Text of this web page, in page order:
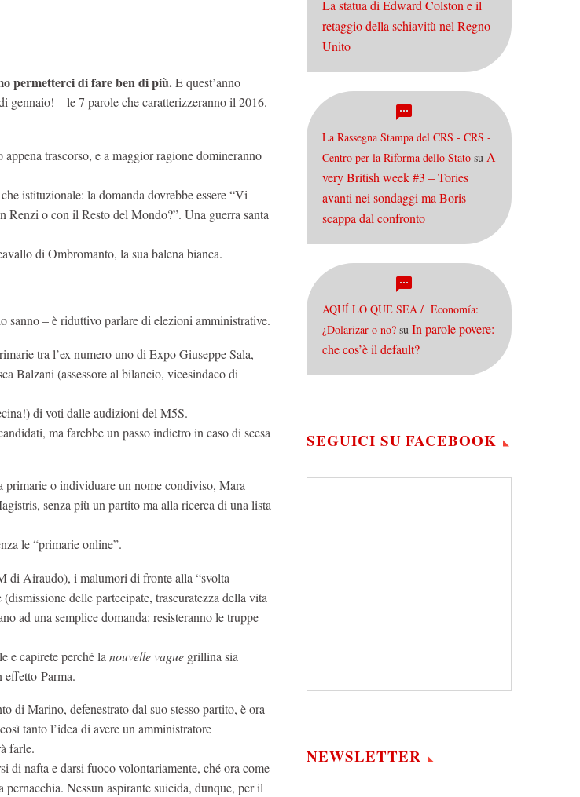
permetterci di fare ben di più.E quest’anno
– le 7 parole che caratterizzeranno il 2016.
trascorso, e a maggior ragione domineranno
istituzionale: la domanda dovrebbe essere “Vi
Renzi o con il Resto del Mondo?”. Una guerra santa
di Ombromanto, la sua balena bianca.
– è riduttivo parlare di elezioni amministrative.
tra l’ex numero uno di Expo Giuseppe Sala,
Balzani (assessore al bilancio, vicesindaco di
di voti dalle audizioni del M5S.
ma farebbe un passo indietro in caso di scesa
primarie o individuare un nome condiviso, Mara
senza più un partito ma alla ricerca di una lista
le “primarie online”.
di Airaudo), i malumori di fronte alla “svolta
(dismissione delle partecipate, trascuratezza della vita
ad una semplice domanda: resisteranno le truppe
e capirete perché la nouvelle vague grillina sia
Parma.
di Marino, defenestrato dal suo stesso partito, è ora
tanto l’idea di avere un amministratore
farle.
nafta e darsi fuoco volontariamente, ché ora come
Nessun aspirante suicida, dunque, per il
La statua di Edward Colston e il
retaggio della schiavitù nel Regno
Unito
La Rassegna Stampa del CRS - CRS -
Centro per la Riforma dello Stato su A
very British week #3 – Tories
avanti nei sondaggi ma Boris
scappa dal confronto
AQUÍ LO QUE SEA / Economía:
¿Dolarizar o no? su In parole povere:
che cos’è il default?
SEGUICI SU FACEBOOK
NEWSLETTER